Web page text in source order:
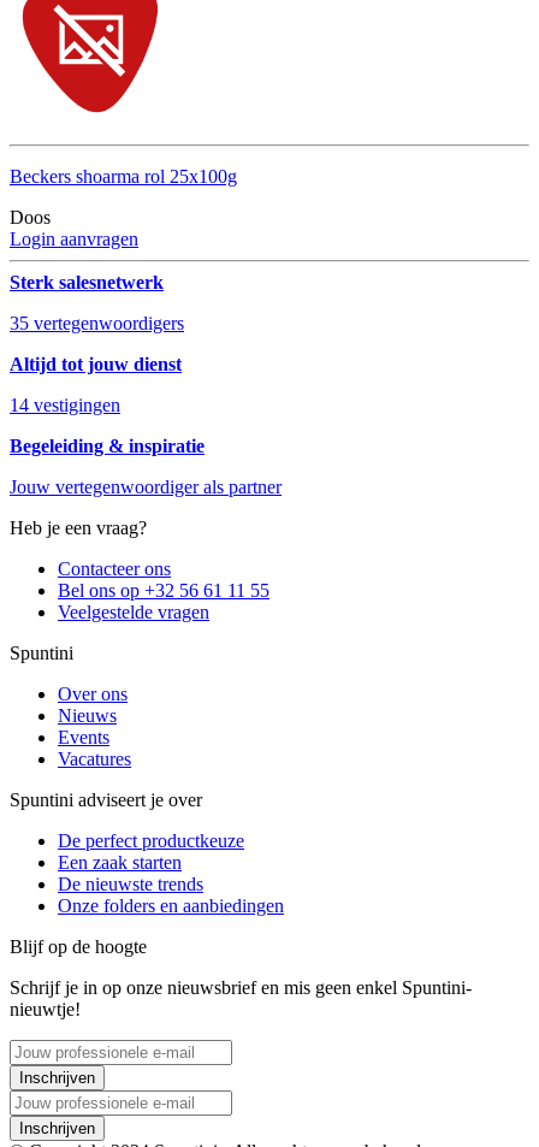
Beckers shoarma rol 25x100g
Doos
Login aanvragen
Sterk salesnetwerk
35 vertegenwoordigers
Altijd tot jouw dienst
14 vestigingen
Begeleiding & inspiratie
Jouw vertegenwoordiger als partner
Heb je een vraag?
Contacteer ons
Bel ons op +32 56 61 11 55
Veelgestelde vragen
Spuntini
Over ons
Nieuws
Events
Vacatures
Spuntini adviseert je over
De perfect productkeuze
Een zaak starten
De nieuwste trends
Onze folders en aanbiedingen
Blijf op de hoogte
Schrijf je in op onze nieuwsbrief en mis geen enkel Spuntini-
nieuwtje!
Inschrijven
Inschrijven